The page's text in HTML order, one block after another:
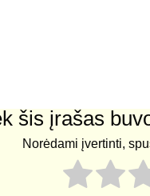
šis įrašas
Norėdami įvertinti,